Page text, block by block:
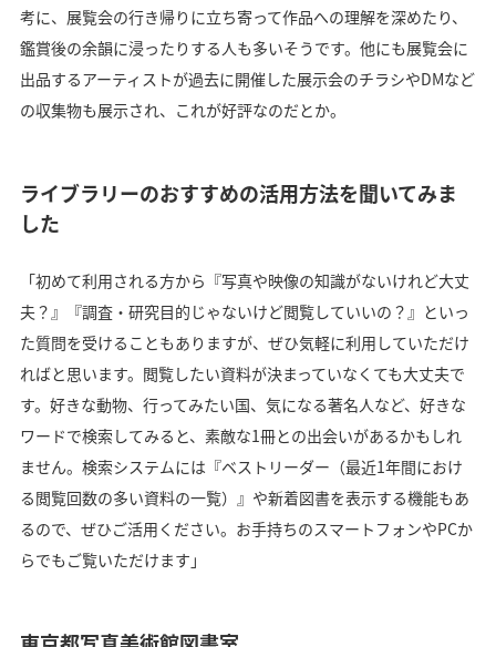
考に、展覧会の行き帰りに立ち寄って作品への理解を深めたり、
鑑賞後の余韻に浸ったりする人も多いそうです。他にも展覧会に
出品するアーティストが過去に開催した展示会のチラシやDMなど
の収集物も展示され、これが好評なのだとか。
ライブラリーのおすすめの活用方法を聞いてみま
した
「初めて利用される方から『写真や映像の知識がないけれど大丈
夫？』『調査・研究目的じゃないけど閲覧していいの？』といっ
た質問を受けることもありますが、ぜひ気軽に利用していただけ
ればと思います。閲覧したい資料が決まっていなくても大丈夫で
す。好きな動物、行ってみたい国、気になる著名人など、好きな
ワードで検索してみると、素敵な1冊との出会いがあるかもしれ
ません。検索システムには『ベストリーダー（最近1年間におけ
る閲覧回数の多い資料の一覧）』や新着図書を表示する機能もあ
るので、ぜひご活用ください。お手持ちのスマートフォンやPCか
らでもご覧いただけます」